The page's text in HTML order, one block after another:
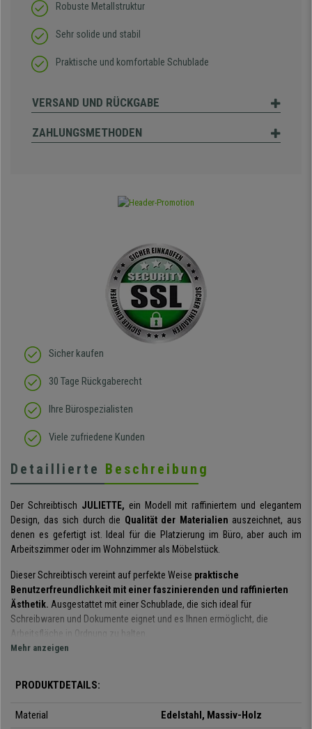
Robuste Metallstruktur
Sehr solide und stabil
Praktische und komfortable Schublade
VERSAND UND RÜCKGABE
ZAHLUNGSMETHODEN
Sicher kaufen
30 Tage Rückgaberecht
Ihre Bürospezialisten
Viele zufriedene Kunden
Detaillierte Beschreibung
Der Schreibtisch JULIETTE, ein Modell mit raffiniertem und elegantem
Design, das sich durch die Qualität der Materialien auszeichnet, aus
denen es gefertigt ist. Ideal für die Platzierung im Büro, aber auch im
Arbeitszimmer oder im Wohnzimmer als Möbelstück.
Dieser Schreibtisch vereint auf perfekte Weise praktische
Benutzerfreundlichkeit mit einer faszinierenden und raffinierten
Ästhetik. Ausgestattet mit einer Schublade, die sich ideal für
Schreibwaren und Dokumente eignet und es Ihnen ermöglicht, die
Arbeitsfläche in Ordnung zu halten.
schwarz pulverbeschichtet. Auf diese Weise können Sie die Version
Einrichtung passt.
Mehr anzeigen
PRODUKTDETAILS:
Material Edelstahl, Massiv-Holz